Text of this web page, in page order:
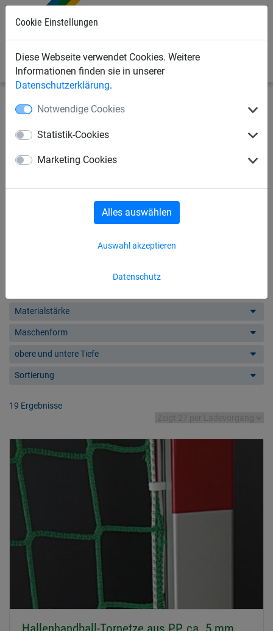
Cookie Einstellungen
Diese Webseite verwendet Cookies. Weitere
Informationen finden sie in unserer
Datenschutzerklärung.
Notwendige Cookies
Statistik-Cookies
Marketing Cookies
Datenschutz
Auswahl akzeptieren
Alles auswählen
Sportnetze Handballnetze
Handballtornetze
Produktübersicht Handballtornetze
Materialstärke
Maschenform
obere und untere Tiefe
Sortierung
19 Ergebnisse